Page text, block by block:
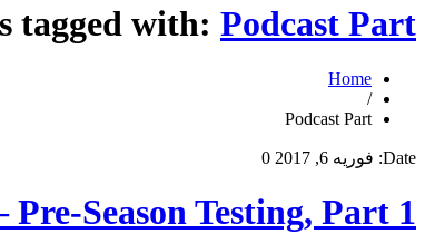
tagged with: Podcast Part
Home
/
Podcast Part
Date: فوریه 6, 2017 0
Pre-Season Testing, Part 1